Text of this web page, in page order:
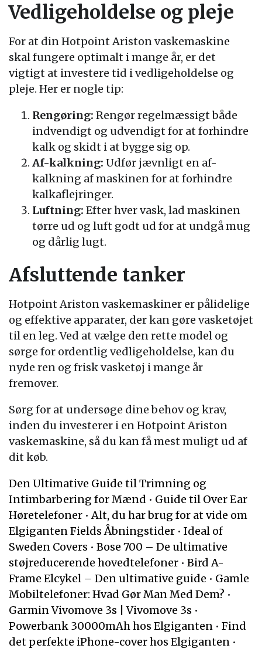
Vedligeholdelse og pleje
For at din Hotpoint Ariston vaskemaskine
skal fungere optimalt i mange år, er det
vigtigt at investere tid i vedligeholdelse og
pleje. Her er nogle tip:
Rengøring: Rengør regelmæssigt både
indvendigt og udvendigt for at forhindre
kalk og skidt i at bygge sig op.
Af-kalkning: Udfør jævnligt en af-
kalkning af maskinen for at forhindre
kalkaflejringer.
Luftning: Efter hver vask, lad maskinen
tørre ud og luft godt ud for at undgå mug
og dårlig lugt.
Afsluttende tanker
Hotpoint Ariston vaskemaskiner er pålidelige
og effektive apparater, der kan gøre vasketøjet
til en leg. Ved at vælge den rette model og
sørge for ordentlig vedligeholdelse, kan du
nyde ren og frisk vasketøj i mange år
fremover.
Sørg for at undersøge dine behov og krav,
inden du investerer i en Hotpoint Ariston
vaskemaskine, så du kan få mest muligt ud af
dit køb.
Den Ultimative Guide til Trimning og
Intimbarbering for Mænd • Guide til Over Ear
Høretelefoner •Alt, du har brug for at vide om
Elgiganten Fields Åbningstider • Ideal of
Sweden Covers • Bose 700 – De ultimative
støjreducerende hovedtelefoner • Bird A-
Frame Elcykel – Den ultimative guide • Gamle
Mobiltelefoner: Hvad Gør Man Med Dem? •
Garmin Vivomove 3s | Vivomove 3s •
Powerbank 30000mAh hos Elgiganten • Find
det perfekte iPhone-cover hos Elgiganten •